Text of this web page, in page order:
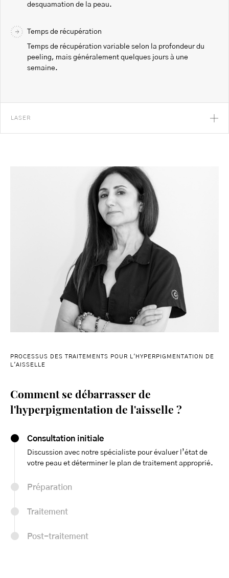
desquamation de la peau.
Temps de récupération
Temps de récupération variable selon la profondeur du
peeling, mais généralement quelques jours à une
semaine.
LASER
PROCESSUS DES TRAITEMENTS POUR L'HYPERPIGMENTATION DE
L'AISSELLE
Comment se débarrasser de
l'hyperpigmentation de l'aisselle ?
Consultation initiale
Discussion avec notre spécialiste pour évaluer l’état de
votre peau et déterminer le plan de traitement approprié.
Préparation
Traitement
Post-traitement